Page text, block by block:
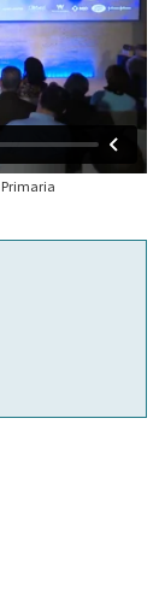
Primaria